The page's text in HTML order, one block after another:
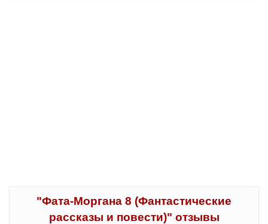
"Фата-Моргана 8 (Фантастические
рассказы и повести)" отзывы